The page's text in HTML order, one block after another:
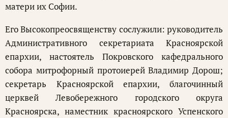
матери их Софии.
Его Высокопреосвященству сослужили: руководитель
Административного секретариата Красноярской
епархии, настоятель Покровского кафедрального
собора митрофорный протоиерей Владимир Дорош;
секретарь Красноярской епархии, благочинный
церквей Левобережного городского округа
Красноярска, наместник красноярского Успенского